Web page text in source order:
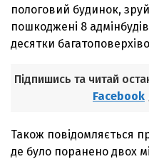
пологовий будинок,
пошкоджені 8
десятки
Підпишись та читай
Facebook
Також повідомляється
де було поранено двох